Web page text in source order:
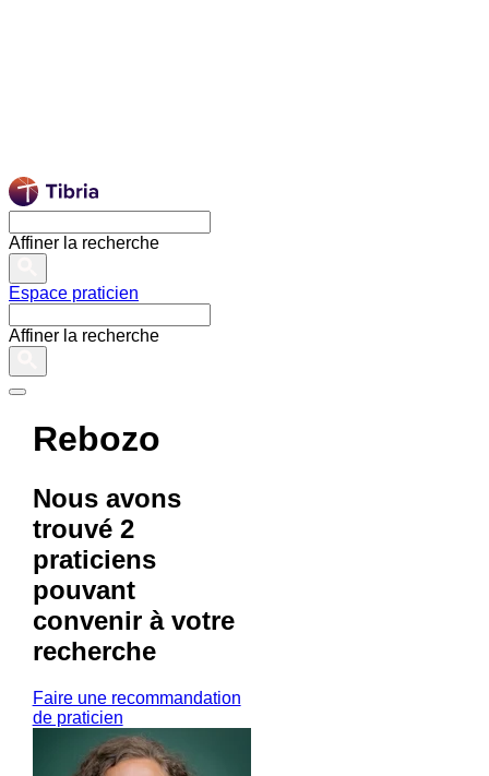
Affiner la recherche
Espace praticien
Affiner la recherche
Rebozo
Nous avons
trouvé 2
praticiens
pouvant
convenir à votre
recherche
Faire une recommandation
de praticien